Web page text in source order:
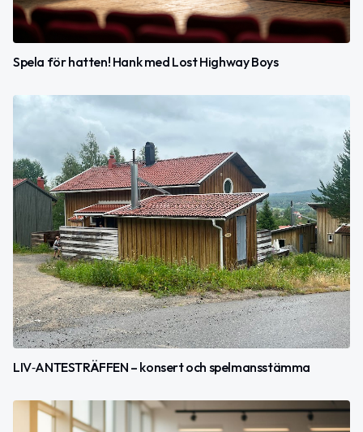
Spela för hatten! Hank med Lost Highway Boys
LIV‑ANTESTRÄFFEN – konsert och spelmansstämma